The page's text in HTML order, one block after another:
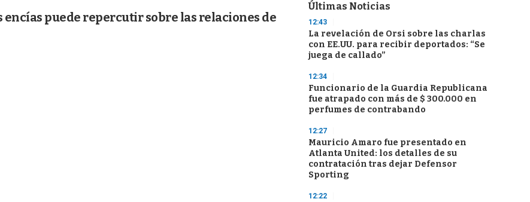
encías puede repercutir sobre las relaciones de
Últimas Noticias
12:43
La revelación de Orsi sobre las charlas
con EE.UU. para recibir deportados: “Se
juega de callado”
12:34
Funcionario de la Guardia Republicana
fue atrapado con más de $ 300.000 en
perfumes de contrabando
12:27
Mauricio Amaro fue presentado en
Atlanta United: los detalles de su
contratación tras dejar Defensor
Sporting
12:22